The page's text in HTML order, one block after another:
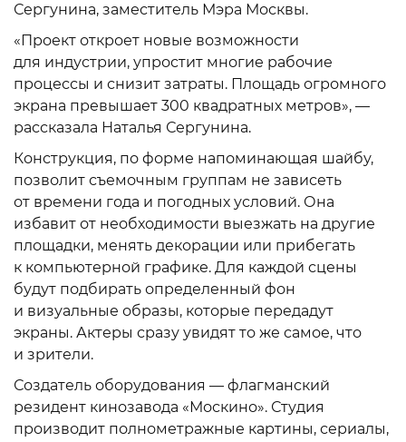
Сергунина, заместитель Мэра Москвы.
«Проект откроет новые возможности
для индустрии, упростит многие рабочие
процессы и снизит затраты. Площадь огромного
экрана превышает 300 квадратных метров», —
рассказала Наталья Сергунина.
Конструкция, по форме напоминающая шайбу,
позволит съемочным группам не зависеть
от времени года и погодных условий. Она
избавит от необходимости выезжать на другие
площадки, менять декорации или прибегать
к компьютерной графике. Для каждой сцены
будут подбирать определенный фон
и визуальные образы, которые передадут
экраны. Актеры сразу увидят то же самое, что
и зрители.
Создатель оборудования — флагманский
резидент кинозавода «Москино». Студия
производит полнометражные картины, сериалы,